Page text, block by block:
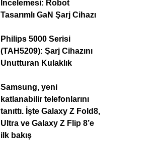
İncelemesi: Robot
Tasarımlı GaN Şarj Cihazı
Philips 5000 Serisi
(TAH5209): Şarj Cihazını
Unutturan Kulaklık
Samsung, yeni
katlanabilir telefonlarını
tanıttı. İşte Galaxy Z Fold8,
Ultra ve Galaxy Z Flip 8’e
ilk bakış